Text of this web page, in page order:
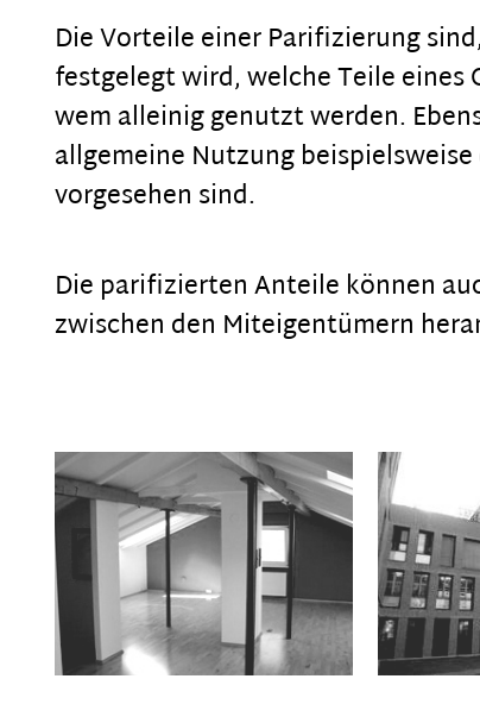
Die Vorteile einer Parifizierung
festgelegt wird, welche Teile
wem alleinig genutzt werden.
allgemeine Nutzung
vorgesehen sind.
Die parifizierten Anteile können
zwischen den Miteigentümern